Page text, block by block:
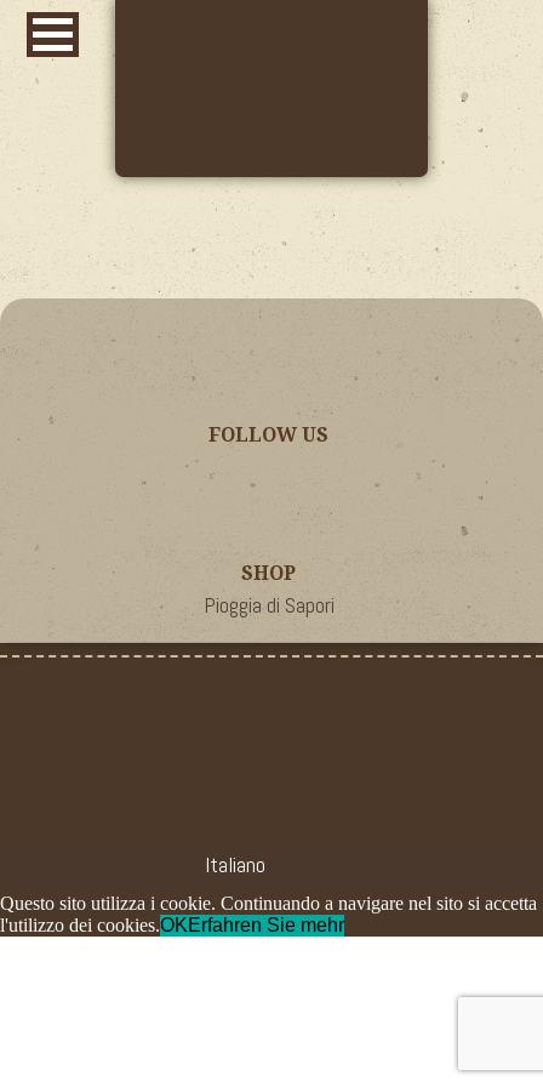
FOLLOW US
SHOP
Pioggia di Sapori
Italiano
Questo sito utilizza i cookie. Continuando a navigare nel sito si accetta
l'utilizzo dei cookies.OKErfahren Sie mehr